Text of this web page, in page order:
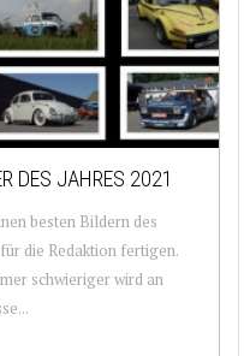
DES JAHRES 2021
besten Bildern des
die Redaktion fertigen.
schwieriger wird an